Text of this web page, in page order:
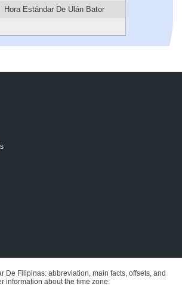
Hora Estándar De Ulán Bator
De Filipinas: abbreviation, main facts, offsets, and
information about the time zone.